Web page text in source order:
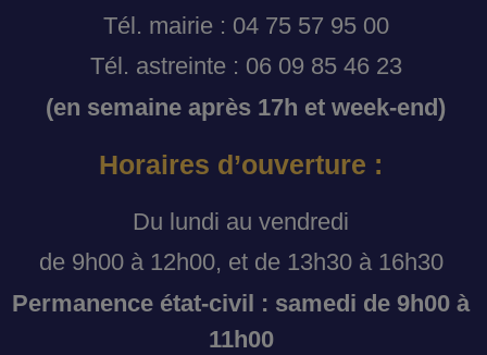
Tél. mairie : 04 75 57 95 00
Tél. astreinte : 06 09 85 46 23
(en semaine après 17h et week-end)
Horaires d’ouverture :
Du lundi au vendredi
de 9h00 à 12h00, et de 13h30 à 16h30
Permanence état-civil : samedi de 9h00 à
11h00